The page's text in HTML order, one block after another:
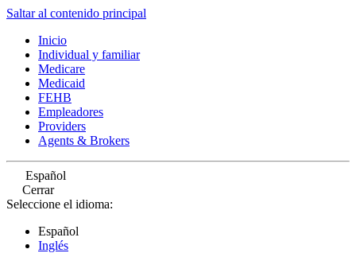
Saltar al contenido principal
Inicio
Individual y familiar
Medicare
Medicaid
FEHB
Empleadores
Providers
Agents & Brokers
Español
Cerrar
Seleccione el idioma:
Español
Inglés